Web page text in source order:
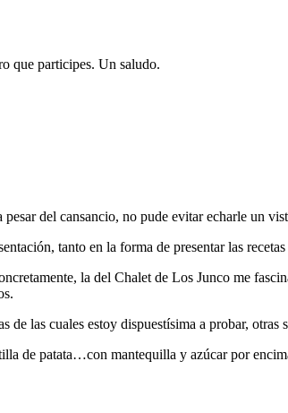
que participes. Un saludo.
del cansancio, no pude evitar echarle un
tanto en la forma de presentar las
la del Chalet de Los Junco me
de las cuales estoy dispuestísima a probar,
de patata…con mantequilla y azúcar por